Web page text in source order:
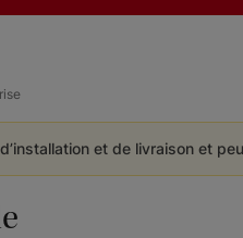
et de livraison et